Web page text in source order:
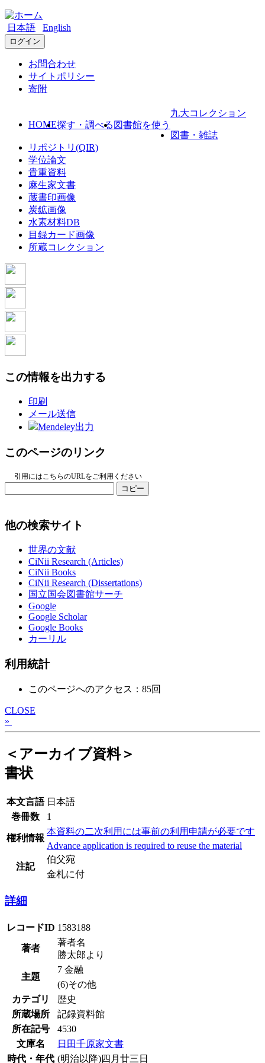
日本語 English
ログイン
お問合わせ
サイトポリシー
寄附
HOME探す・調べる 図書館を使う
九大コレクション
図書・雑誌
リポジトリ(QIR)
学位論文
貴重資料
麻生家文書
蔵書印画像
炭鉱画像
水素材料DB
目録カード画像
所蔵コレクション
この情報を出力する
印刷
メール送信
Mendeley出力
このページのリンク
引用にはこちらのURLをご利用ください
コピー
他の検索サイト
世界の文献
CiNii Research (Articles)
CiNii Books
CiNii Research (Dissertations)
国立国会図書館サーチ
Google
Google Scholar
Google Books
カーリル
利用統計
このページへのアクセス：85回
CLOSE
»
＜アーカイブ資料＞
書状
本文言語 日本語
巻冊数
1
権利情報
本資料の二次利用には事前の利用申請が必要です
Advance application is required to reuse the material
注記
伯父宛
金札に付
詳細
レコードID 1583188
著者
著者名
勝太郎より
主題
7 金融
(6)その他
カテゴリ
歴史
所蔵場所
記録資料館
所在記号
4530
文庫名
日田千原家文書
時代・年代 (明治以降)四月廿三日